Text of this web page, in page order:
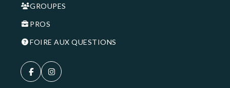
GROUPES
PROS
FOIRE AUX QUESTIONS